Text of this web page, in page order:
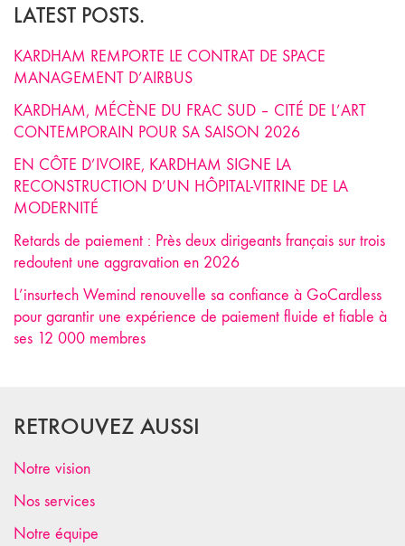
LATEST POSTS.
KARDHAM REMPORTE LE CONTRAT DE SPACE
MANAGEMENT D’AIRBUS
KARDHAM, MÉCÈNE DU FRAC SUD – CITÉ DE L’ART
CONTEMPORAIN POUR SA SAISON 2026
EN CÔTE D’IVOIRE, KARDHAM SIGNE LA
RECONSTRUCTION D’UN HÔPITAL-VITRINE DE LA
MODERNITÉ
Retards de paiement : Près deux dirigeants français sur trois
redoutent une aggravation en 2026
L’insurtech Wemind renouvelle sa confiance à GoCardless
pour garantir une expérience de paiement fluide et fiable à
ses 12 000 membres
RETROUVEZ AUSSI
Notre vision
Nos services
Notre équipe